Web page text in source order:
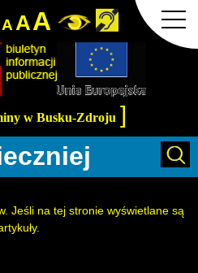
AAA
w Busku-Zdroju ]
Jeśli na tej stronie wyświetlane są